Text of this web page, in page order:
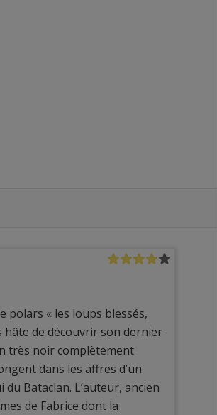
polars « les loups blessés,
hâte de découvrir son dernier
très noir complètement
dans les affres d’un
Bataclan. L’auteur, ancien
de Fabrice dont la